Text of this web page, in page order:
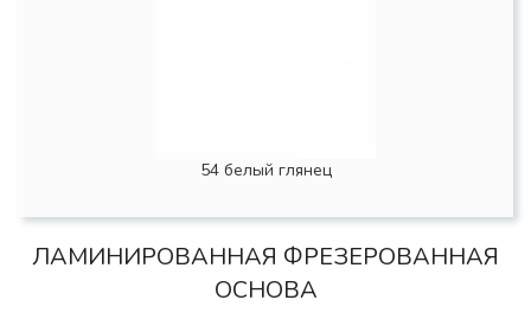
54 белый глянец
ЛАМИНИРОВАННАЯ ФРЕЗЕРОВАННАЯ
ОСНОВА